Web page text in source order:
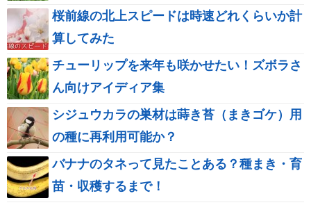
桜前線の北上スピードは時速どれくらいか計
算してみた
チューリップを来年も咲かせたい！ズボラさ
ん向けアイディア集
シジュウカラの巣材は蒔き苔（まきゴケ）用
の種に再利用可能か？
バナナのタネって見たことある？種まき・育
苗・収穫するまで！